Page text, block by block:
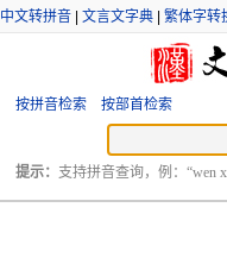
中文转拼音 文言文字典 繁体字转
按拼音检索 按部首检索
提示： 支持拼音查询，例：“wen